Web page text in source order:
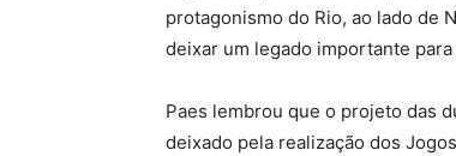
protagonismo do Rio, ao lado de
deixar um legado importante
Paes lembrou que o projeto das
deixado pela realização dos